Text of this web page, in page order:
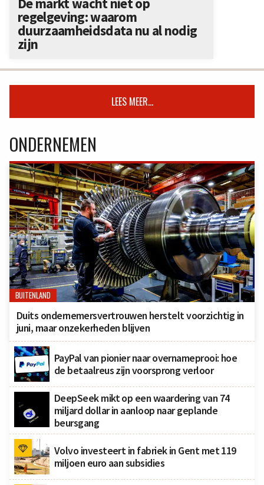
regelgeving: waarom
duurzaamheidsdata nu al nodig
zijn
LEES MEER...
ONDERNEMEN
BUITENLAND
Duits ondernemersvertrouwen herstelt voorzichtig in
juni, maar onzekerheden blijven
PayPal van pionier naar overnameprooi: hoe
de betaalreus zijn voorsprong verloor
DeepSeek mikt op een waardering van 74
miljard dollar in aanloop naar geplande
beursgang
Volvo investeert in fabriek in Gent met 119
miljoen euro aan subsidies